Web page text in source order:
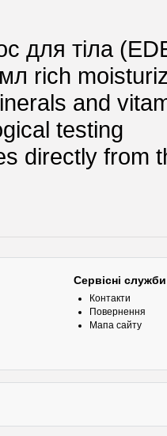
для тіла
rich
and
testing
directly from
Сервісні служби
Контакти
Повернення
Мапа сайту